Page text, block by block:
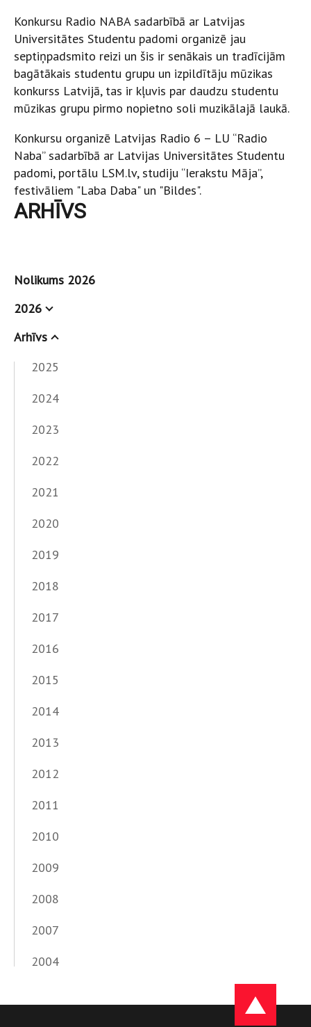
Konkursu Radio NABA sadarbībā ar Latvijas
Universitātes Studentu padomi organizē jau
septiņpadsmito reizi un šis ir senākais un tradīcijām
bagātākais studentu grupu un izpildītāju mūzikas
konkurss Latvijā, tas ir kļuvis par daudzu studentu
mūzikas grupu pirmo nopietno soli muzikālajā laukā.
Konkursu organizē Latvijas Radio 6 – LU “Radio
Naba” sadarbībā ar Latvijas Universitātes Studentu
padomi, portālu LSM.lv, studiju “Ierakstu Māja”,
festivāliem "Laba Daba" un "Bildes".
ARHĪVS
Nolikums 2026
2026
Arhīvs
2025
2024
2023
2022
2021
2020
2019
2018
2017
2016
2015
2014
2013
2012
2011
2010
2009
2008
2007
2004